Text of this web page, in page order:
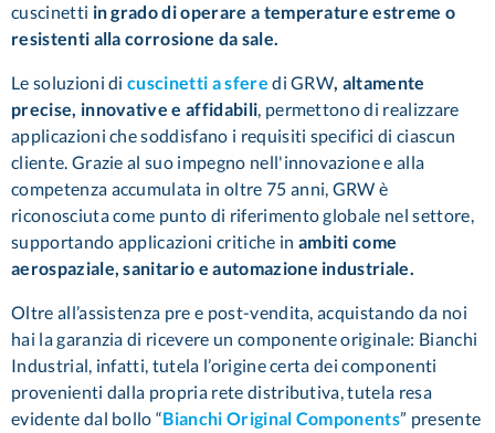
cuscinetti in grado di operare a temperature estreme o
resistenti alla corrosione da sale.
Le soluzioni dicuscinetti a sfere di GRW, altamente
precise, innovative e affidabili, permettono di realizzare
applicazioni che soddisfano i requisiti specifici di ciascun
cliente. Grazie al suo impegno nell'innovazione e alla
competenza accumulata in oltre 75 anni, GRW è
riconosciuta come punto di riferimento globale nel settore,
supportando applicazioni critiche in ambiti come
aerospaziale, sanitario e automazione industriale.
Oltre all’assistenza pre e post-vendita, acquistando da noi
hai la garanzia di ricevere un componente originale: Bianchi
Industrial, infatti, tutela l’origine certa dei componenti
provenienti dalla propria rete distributiva, tutela resa
evidente dal bollo “Bianchi Original Components” presente